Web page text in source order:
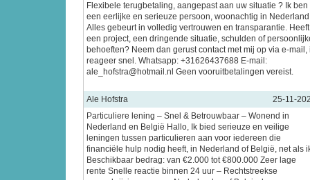
Flexibele terugbetaling, aangepast aan uw situatie ? Ik ben
een eerlijke en serieuze persoon, woonachtig in
Alles gebeurt in volledig vertrouwen en transparantie.
een project, een dringende situatie, schulden of
behoeften? Neem dan gerust contact met mij op via e-mail,
reageer snel. Whatsapp: +31626437688 E-mail:
ale_hofstra@hotmail.nl Geen vooruitbetalingen vereist.
Ale Hofstra
25-11-
Particuliere lening – Snel & Betrouwbaar – Wonend in
Nederland en België Hallo, Ik bied serieuze en veilige
leningen tussen particulieren aan voor iedereen die
financiële hulp nodig heeft, in Nederland of België, net als
Beschikbaar bedrag: van €2.000 tot €800.000 Zeer lage
rente Snelle reactie binnen 24 uur – Rechtstreekse